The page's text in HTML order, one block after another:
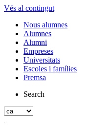
Vés al contingut
Nous alumnes
Alumnes
Alumni
Empreses
Universitats
Escoles i famílies
Premsa
Search